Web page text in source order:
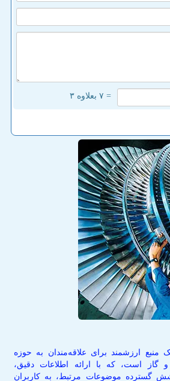
= ۷ بعلاوه ۳
ارزشمند برای علاقه‌مندان به حوزه
گاز است، که با ارائه اطلاعات دقیق،
گسترده موضوعات مرتبط، به کاربران